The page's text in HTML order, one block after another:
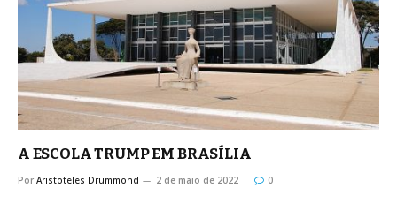
A ESCOLA TRUMP EM BRASÍLIA
Por Aristoteles Drummond 2 de maio de 2022 0